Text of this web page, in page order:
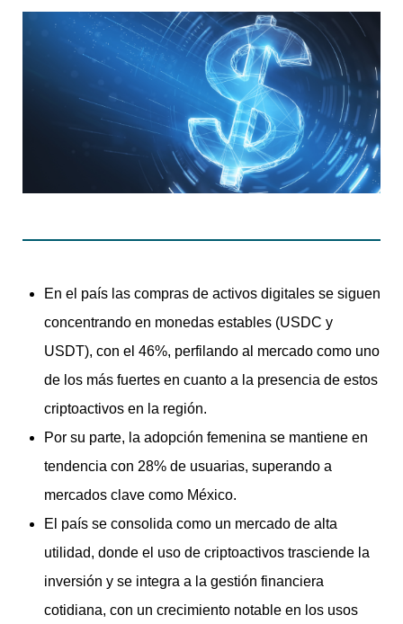
En el país las compras de activos digitales se siguen
concentrando en monedas estables (USDC y
USDT), con el 46%, perfilando al mercado como uno
de los más fuertes en cuanto a la presencia de estos
criptoactivos en la región.
Por su parte, la adopción femenina se mantiene en
tendencia con 28% de usuarias, superando a
mercados clave como México.
El país se consolida como un mercado de alta
utilidad, donde el uso de criptoactivos trasciende la
inversión y se integra a la gestión financiera
cotidiana, con un crecimiento notable en los usos